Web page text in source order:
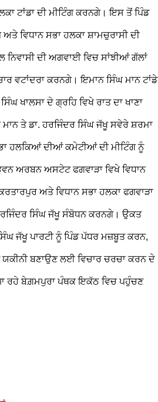
ਟਾਂਡਾ ਦੀ ਮੀਟਿੰਗ ਕਰਨਗੇ। ਇਸ ਤੋਂ ਪਿੰਡ
ਵਿਧਾਨ ਸਭਾ ਹਲਕਾ ਸ਼ਾਮਚੁਰਾਸੀ ਦੀ
ਦੀ ਅਗਵਾਈ ਵਿਚ ਸਾਂਝੀਆਂ ਗੱਲਾਂ
ਵਟਾਂਦਰਾ ਕਰਨਗੇ।ਇਮਾਨ ਸਿੰਘ ਮਾਨ ਟਾਂਡੇ
ਖਾਲਸਾ ਦੇ ਗ੍ਰਹਿ ਵਿਖੇ ਰਾਤ ਦਾ ਖਾਣਾ
ਤੇ ਡਾ. ਹਰਜਿੰਦਰ ਸਿੰਘ ਜੱਖੂ ਸਵੇਰੇ ਸ਼ਰਮਾ
ਹਲਕਿਆਂ ਦੀਆਂ ਕਮੇਟੀਆਂ ਦੀ ਮੀਟਿੰਗ ਨੂੰ
ਅਰਬਨ ਅਸਟੇਟ ਫਗਵਾੜਾ ਵਿਖੇ ਵਿਧਾਨ
ਅਤੇ ਵਿਧਾਨ ਸਭਾ ਹਲਕਾ ਫਗਵਾੜਾ
ਸਿੰਘ ਜੱਖੂ ਸੰਬੋਧਨ ਕਰਨਗੇ। ਉਕਤ
ਜੱਖੂ ਪਾਰਟੀ ਨੂੰ ਪਿੰਡ ਪੱਧਰ ਮਜ਼ਬੂਤ ਕਰਨ,
ਯਕੀਨੀ ਬਣਾਉਣ ਲਈ ਵਿਚਾਰ ਚਰਚਾ ਕਰਨ ਦੇ
ਰਹੇ ਬੇਗ਼ਮਪੁਰਾ ਪੰਥਕ ਇਕੱਠ ਵਿਚ ਪਹੁੰਚਣ